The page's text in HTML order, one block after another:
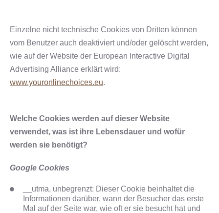
Einzelne nicht technische Cookies von Dritten können
vom Benutzer auch deaktiviert und/oder gelöscht werden,
wie auf der Website der European Interactive Digital
Advertising Alliance erklärt wird:
www.youronlinechoices.eu.
Welche Cookies werden auf dieser Website
verwendet, was ist ihre Lebensdauer und wofür
werden sie benötigt?
Google Cookies
__utma, unbegrenzt: Dieser Cookie beinhaltet die
Informationen darüber, wann der Besucher das erste
Mal auf der Seite war, wie oft er sie besucht hat und